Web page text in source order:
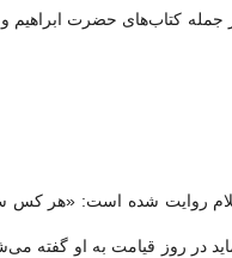
جمله كتاب‌هاى حضرت ابراهیم
روایت شده است: «هر کس
در روز قیامت به او گفته